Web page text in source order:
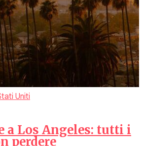
Uniti
a Los Angeles: tutti i
perdere